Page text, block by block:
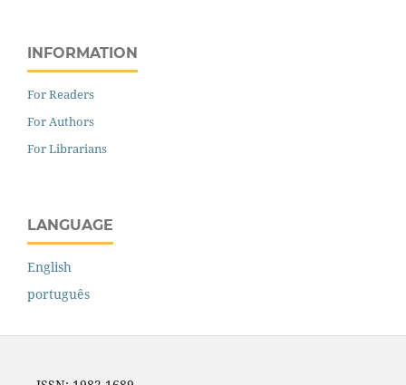
INFORMATION
For Readers
For Authors
For Librarians
LANGUAGE
English
português